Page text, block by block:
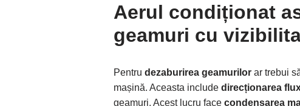
Aerul condiționat
geamuri cu
Pentru dezaburirea geamurilor ar trebui
mașină. Aceasta include direcționarea
geamuri. Acest lucru face condensarea